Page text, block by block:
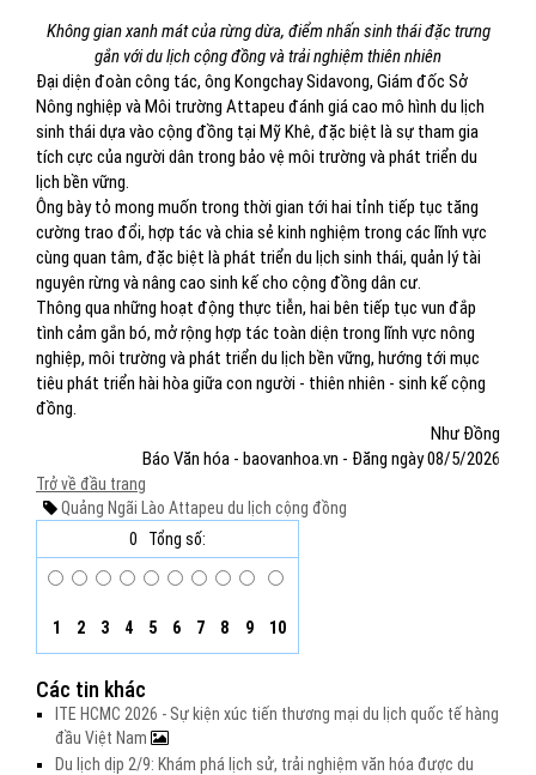
Không gian xanh mát của rừng dừa, điểm nhấn sinh thái đặc trưng
gắn với du lịch cộng đồng và trải nghiệm thiên nhiên
Đại diện đoàn công tác, ông Kongchay Sidavong, Giám đốc Sở
Nông nghiệp và Môi trường Attapeu đánh giá cao mô hình du lịch
sinh thái dựa vào cộng đồng tại Mỹ Khê, đặc biệt là sự tham gia
tích cực của người dân trong bảo vệ môi trường và phát triển du
lịch bền vững.
Ông bày tỏ mong muốn trong thời gian tới hai tỉnh tiếp tục tăng
cường trao đổi, hợp tác và chia sẻ kinh nghiệm trong các lĩnh vực
cùng quan tâm, đặc biệt là phát triển du lịch sinh thái, quản lý tài
nguyên rừng và nâng cao sinh kế cho cộng đồng dân cư.
Thông qua những hoạt động thực tiễn, hai bên tiếp tục vun đắp
tình cảm gắn bó, mở rộng hợp tác toàn diện trong lĩnh vực nông
nghiệp, môi trường và phát triển du lịch bền vững, hướng tới mục
tiêu phát triển hài hòa giữa con người - thiên nhiên - sinh kế cộng
đồng.
Như Đồng
Báo Văn hóa - baovanhoa.vn - Đăng ngày 08/5/2026
Trở về đầu trang
Quảng Ngãi Lào Attapeu du lịch cộng đồng
0
Tổng số:
1 2 3 4 5 6 7 8 9 10
Các tin khác
ITE HCMC 2026 - Sự kiện xúc tiến thương mại du lịch quốc tế hàng
đầu Việt Nam
Du lịch dịp 2/9: Khám phá lịch sử, trải nghiệm văn hóa được du